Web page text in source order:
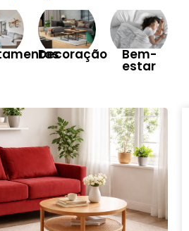
Decoração Bem-
estar